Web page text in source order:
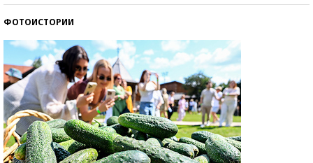
ФОТОИСТОРИИ